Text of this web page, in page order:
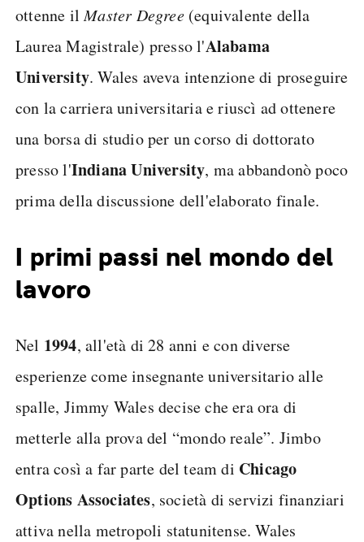
ottenne ilMaster Degree(equivalente della
Laurea Magistrale) presso l'Alabama
University. Wales aveva intenzione di proseguire
con la carriera universitaria e riuscì ad ottenere
una borsa di studio per un corso di dottorato
presso l'Indiana University, ma abbandonò poco
prima della discussione dell'elaborato finale.
I primi passi nel mondo del
lavoro
Nel 1994, all'età di 28 anni e con diverse
esperienze come insegnante universitario alle
spalle, Jimmy Wales decise che era ora di
metterle alla prova del “mondo reale”. Jimbo
entra così a far parte del team di Chicago
Options Associates, società di servizi finanziari
attiva nella metropoli statunitense. Wales